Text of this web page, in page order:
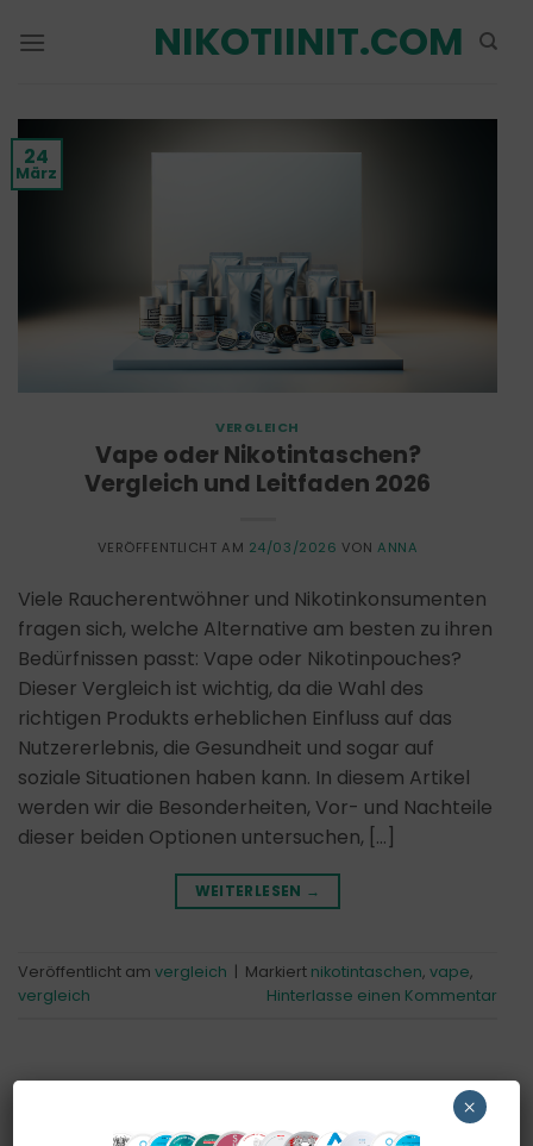
Inhalt
NIKOTIINIT.COM
24
März
VERGLEICH
Vape oder Nikotintaschen?
Vergleich und Leitfaden 2026
VERÖFFENTLICHT AM 24/03/2026 VONANNA
Viele Raucherentwöhner und Nikotinkonsumenten
fragen sich, welche Alternative am besten zu ihren
Bedürfnissen passt: Vape oder Nikotinpouches?
Dieser Vergleich ist wichtig, da die Wahl des
richtigen Produkts erheblichen Einfluss auf das
Nutzererlebnis, die Gesundheit und sogar auf
soziale Situationen haben kann. In diesem Artikel
werden wir die Besonderheiten, Vor- und Nachteile
dieser beiden Optionen untersuchen, […]
WEITERLESEN →
Veröffentlicht am vergleich | Markiert nikotintaschen, vape,
vergleich
Hinterlasse einen Kommentar
×